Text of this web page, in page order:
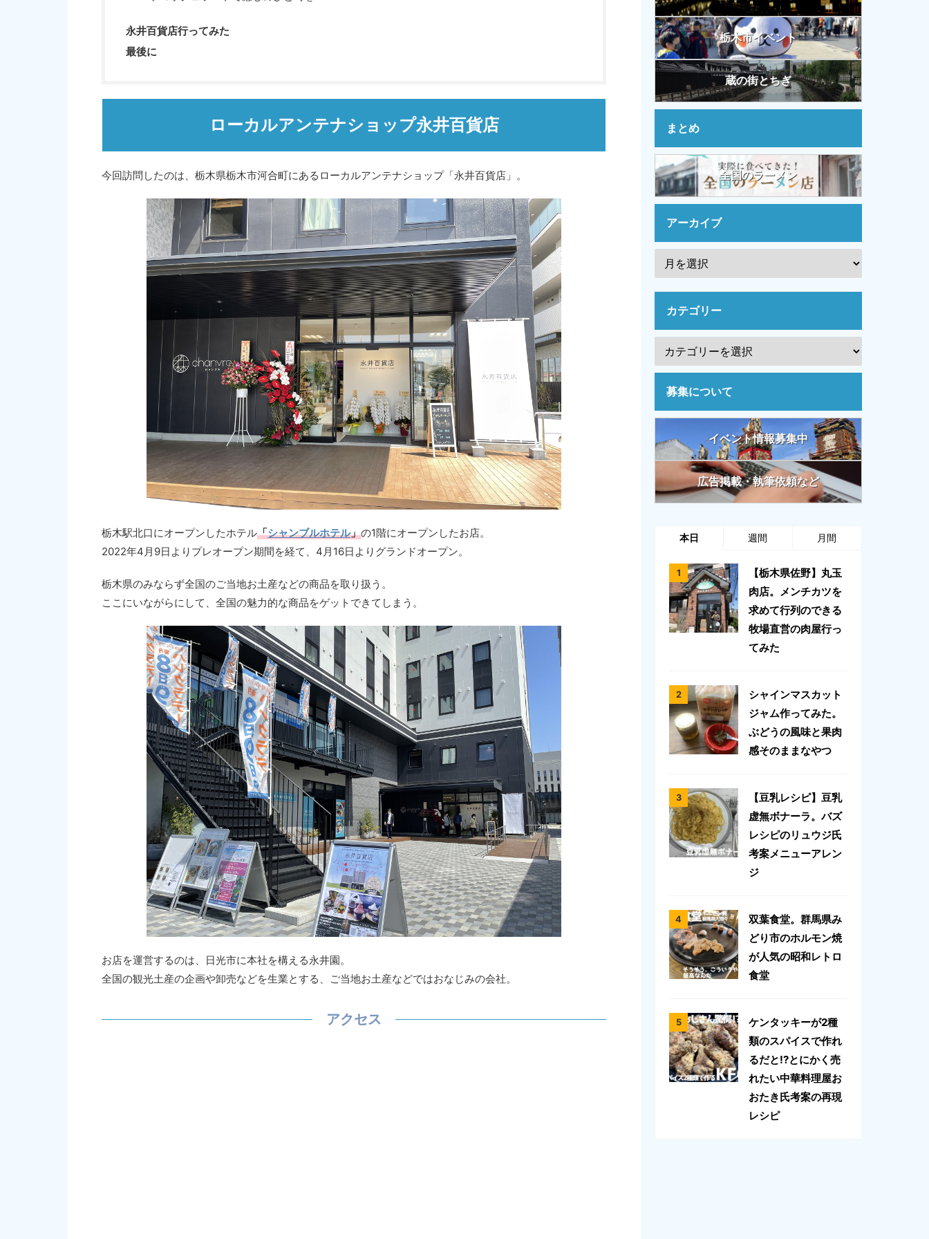
永井百貨店行ってみた
最後に
ローカルアンテナショップ永井百貨店
今回訪問したのは、栃木県栃木市河合町にあるローカルアンテナショップ「永井百貨店」。
栃木駅北口にオープンしたホテル「シャンブルホテル」の1階にオープンしたお店。
2022年4月9日よりプレオープン期間を経て、4月16日よりグランドオープン。
栃木県のみならず全国のご当地お土産などの商品を取り扱う。
ここにいながらにして、全国の魅力的な商品をゲットできてしまう。
お店を運営するのは、日光市に本社を構える永井園。
全国の観光土産の企画や卸売などを生業とする、ご当地お土産などではおなじみの会社。
アクセス
栃木市イベント
蔵の街とちぎ
まとめ
全国のラーメン
アーカイブ
カテゴリー
募集について
イベント情報募集中
広告掲載・執筆依頼など
本日 週間 月間
【栃木県佐野】丸玉
肉店。メンチカツを
求めて行列のできる
牧場直営の肉屋行っ
てみた
シャインマスカット
ジャム作ってみた。
ぶどうの風味と果肉
感そのままなやつ
【豆乳レシピ】豆乳
虚無ボナーラ。バズ
レシピのリュウジ氏
考案メニューアレン
ジ
双葉食堂。群馬県み
どり市のホルモン焼
が人気の昭和レトロ
食堂
ケンタッキーが2種
類のスパイスで作れ
るだと!?とにかく売
れたい中華料理屋お
おたき氏考案の再現
レシピ